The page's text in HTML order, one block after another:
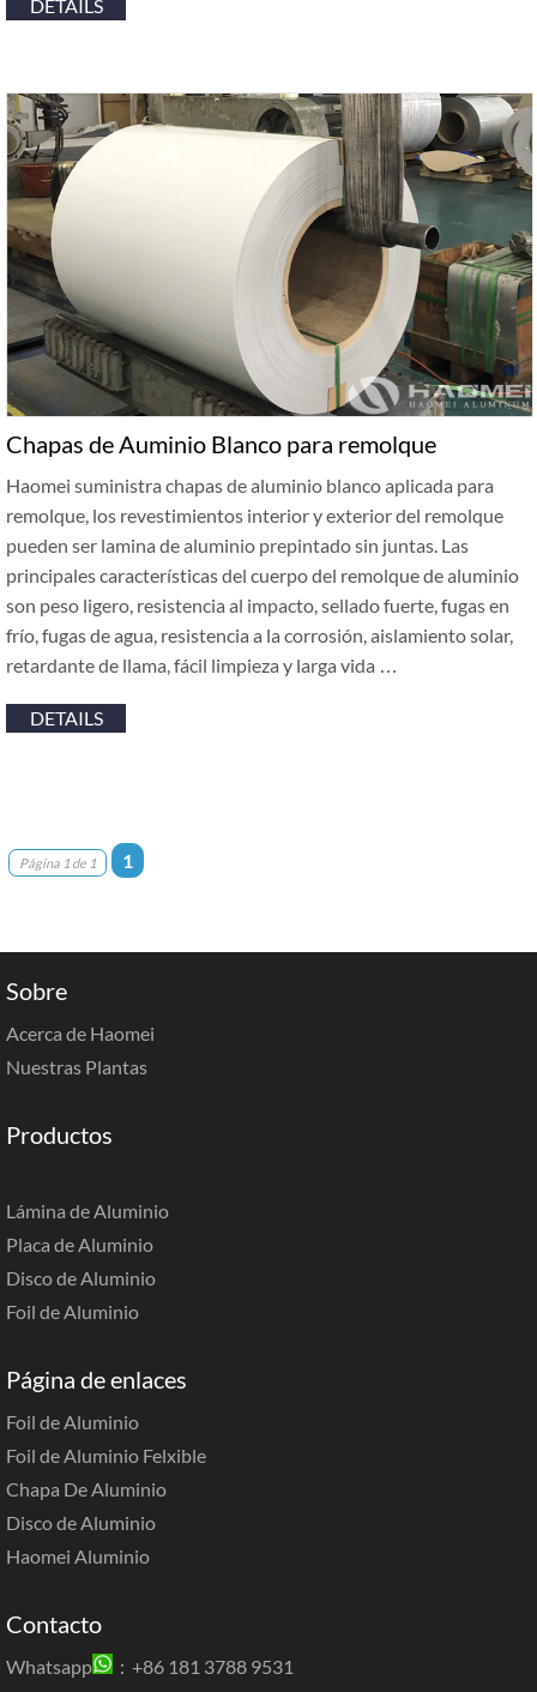
DETAILS
Chapas de Auminio Blanco para remolque
Haomei suministra chapas de aluminio blanco aplicada para
remolque, los revestimientos interior y exterior del remolque
pueden ser lamina de aluminio prepintado sin juntas. Las
principales características del cuerpo del remolque de aluminio
son peso ligero, resistencia al impacto, sellado fuerte, fugas en
frío, fugas de agua, resistencia a la corrosión, aislamiento solar,
retardante de llama, fácil limpieza y larga vida …
DETAILS
Página 1 de 1 1
Sobre
Acerca de Haomei
Nuestras Plantas
Productos
Lámina de Aluminio
Placa de Aluminio
Disco de Aluminio
Foil de Aluminio
Página de enlaces
Foil de Aluminio
Foil de Aluminio Felxible
Chapa De Aluminio
Disco de Aluminio
Haomei Aluminio
Contacto
Whatsapp
：+86 181 3788 9531